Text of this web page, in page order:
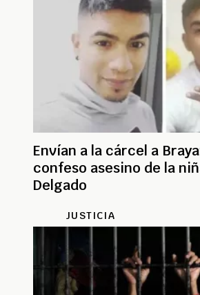
Envían a la cárcel a
confeso asesino de la
Delgado
JUSTICIA